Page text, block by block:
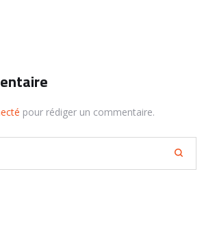
pour rédiger un commentaire.